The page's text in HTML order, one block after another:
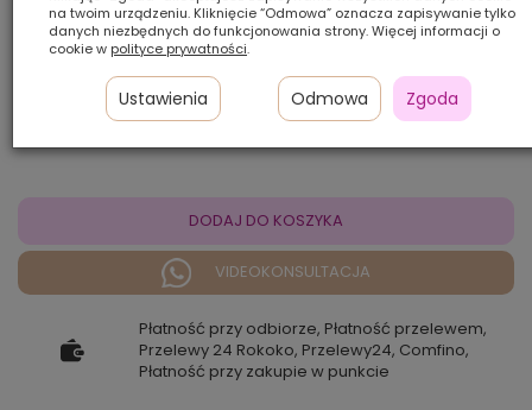
2 200,00 zł
DODAJ DO KOSZYKA
VIDEOKONSULTACJA
Płatność przy odbiorze, Płatność przelewem,
Przelewy 24 Rokoko, Przelewy24, Comfino,
Płatność przy zakupie w punkcie
na twoim urządzeniu. Kliknięcie “Odmowa” oznacza zapisywanie tylko
danych niezbędnych do funkcjonowania strony. Więcej informacji o
cookie w polityce prywatności.
Ustawienia Odmowa Zgoda